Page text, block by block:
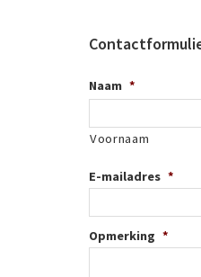
Naam *
Voornaam
E-mailadres *
Opmerking *